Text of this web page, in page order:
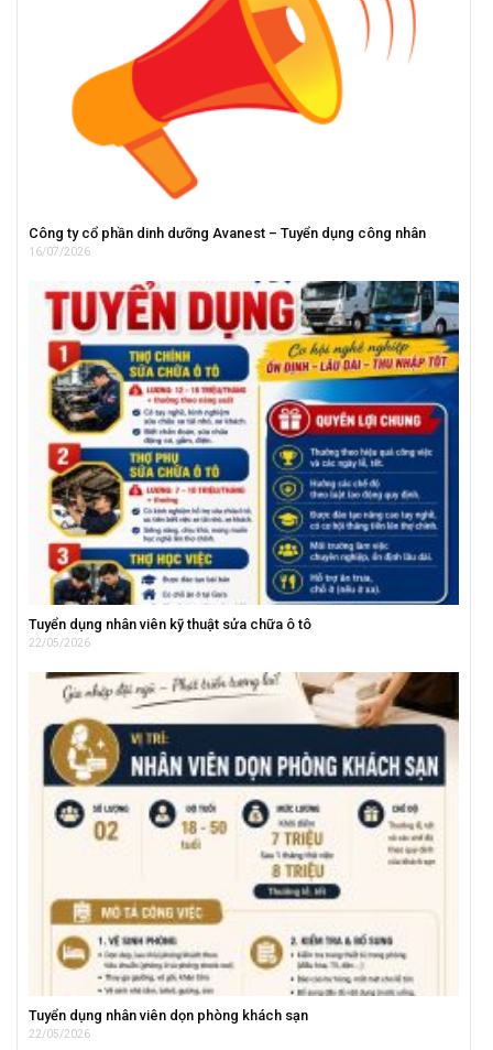
Công ty cổ phần dinh dưỡng Avanest – Tuyển dụng công nhân
16/07/2026
Tuyển dụng nhân viên kỹ thuật sửa chữa ô tô
22/05/2026
Tuyển dụng nhân viên dọn phòng khách sạn
22/05/2026